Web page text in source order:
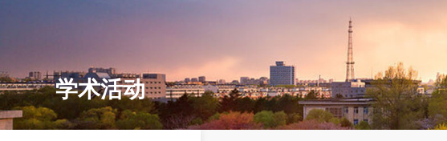
学术活动